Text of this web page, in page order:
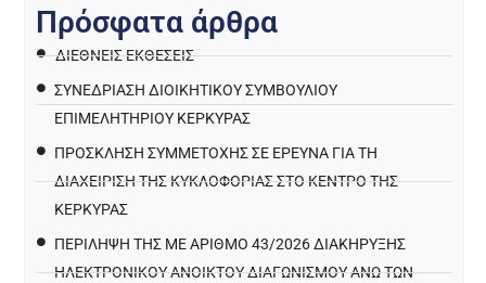
Πρόσφατα άρθρα
ΔΙΕΘΝΕΙΣ ΕΚΘΕΣΕΙΣ
ΣΥΝΕΔΡΙΑΣΗ ΔΙΟΙΚΗΤΙΚΟΥ ΣΥΜΒΟΥΛΙΟΥ
ΕΠΙΜΕΛΗΤΗΡΙΟΥ ΚΕΡΚΥΡΑΣ
ΠΡΌΣΚΛΗΣΗ ΣΥΜΜΕΤΟΧΉΣ ΣΕ ΈΡΕΥΝΑ ΓΙΑ ΤΗ
ΔΙΑΧΕΊΡΙΣΗ ΤΗΣ ΚΥΚΛΟΦΟΡΊΑΣ ΣΤΟ ΚΈΝΤΡΟ ΤΗΣ
ΚΈΡΚΥΡΑΣ
ΠΕΡΙΛΗΨΗ ΤΗΣ ΜΕ ΑΡΙΘΜΟ 43/2026 ΔΙΑΚΗΡΥΞΗΣ
ΗΛΕΚΤΡΟΝΙΚΟΥ ΑΝΟΙΚΤΟΥ ΔΙΑΓΩΝΙΣΜΟΥ ΑΝΩ ΤΩΝ